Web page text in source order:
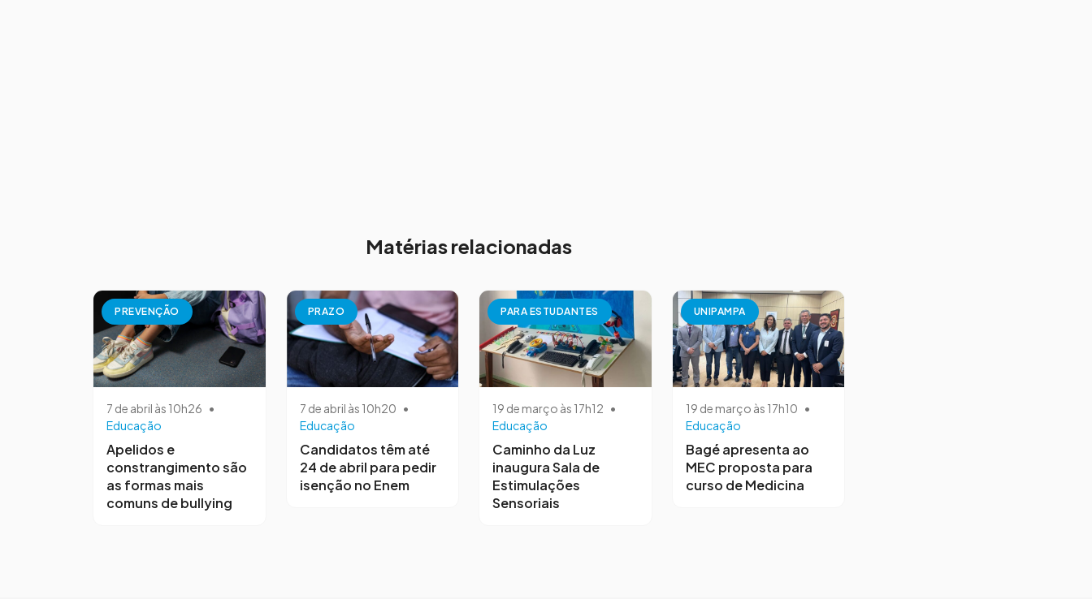
Matérias relacionadas
PREVENÇÃO
7 de abril às 10h26 •
Educação
Apelidos e
constrangimento são
as formas mais
comuns de bullying
PRAZO
7 de abril às 10h20 •
Educação
Candidatos têm até
24 de abril para pedir
isenção no Enem
PARA ESTUDANTES
19 de março às 17h12 •
Educação
Caminho da Luz
inaugura Sala de
Estimulações
Sensoriais
UNIPAMPA
19 de março às 17h10 •
Educação
Bagé apresenta ao
MEC proposta para
curso de Medicina